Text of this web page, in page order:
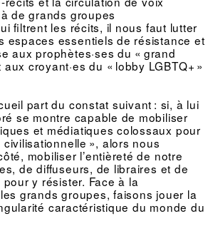
de grands groupes
filtrent les récits, il nous faut lutter
espaces essentiels de résistance et
aux prophètes·ses du « grand
croyant·es du « lobby LGBTQ+ »
part du constat suivant : si, à lui
se montre capable de mobiliser
et médiatiques colossaux pour
», alors nous
mobiliser l’entièreté de notre
de diffuseurs, de libraires et de
y résister. Face à la
grands groupes, faisons jouer la
caractéristique du monde du